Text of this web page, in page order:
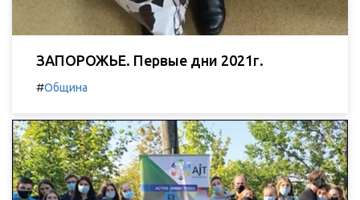
ЗАПОРОЖЬЕ. Первые дни 2021г.
#Община